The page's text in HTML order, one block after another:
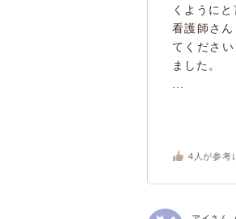
くように
看護師さ
てくださ
ました。
4 人が参考